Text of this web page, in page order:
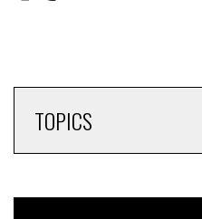
TOPICS